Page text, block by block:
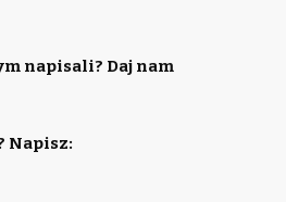
napisali? Daj nam
Napisz: